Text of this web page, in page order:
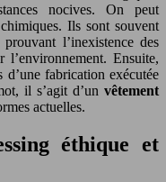
nocives. On peut
Ils sont souvent
l’inexistence des
l’environnement. Ensuite,
d’une fabrication exécutée
il s’agit d’un vêtement
actuelles.
éthique et